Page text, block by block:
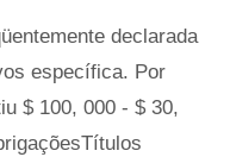
declarada
específica. Por
$ 100, 000 - $ 30,